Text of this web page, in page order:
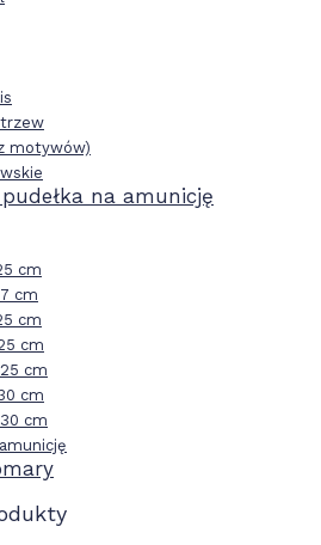
motywów)
na amunicję
cm
cm
cm
cm
cm
cm
cm